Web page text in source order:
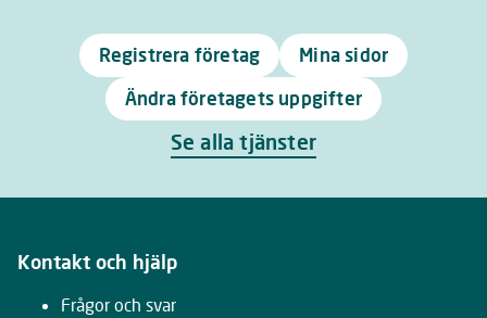
Registrera företag
Mina sidor
Ändra företagets uppgifter
Se alla tjänster
Kontakt och hjälp
Frågor och svar